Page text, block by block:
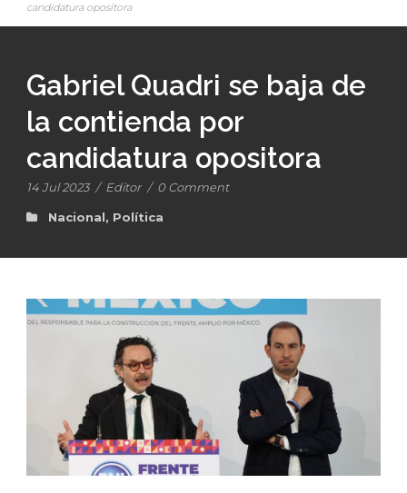
candidatura opositora
Gabriel Quadri se baja de
la contienda por
candidatura opositora
14 Jul 2023 / Editor / 0 Comment
Nacional, Política